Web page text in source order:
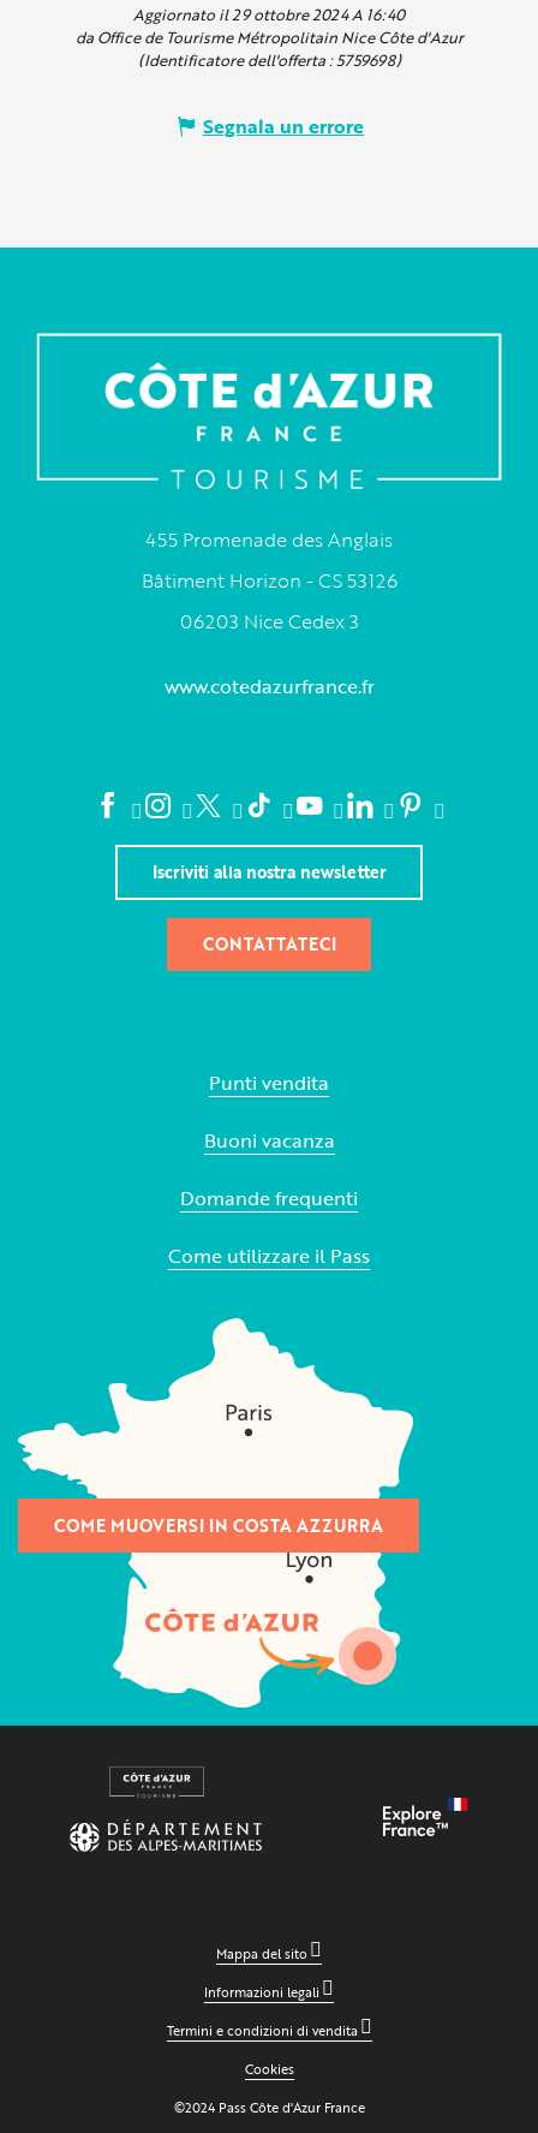
Aggiornato il 29 ottobre 2024 A 16:40
da Office de Tourisme Métropolitain Nice Côte d'Azur
(Identificatore dell'offerta :5759698)
Segnala un errore
455 Promenade des Anglais
Bâtiment Horizon - CS 53126
06203 Nice Cedex 3
www.cotedazurfrance.fr
Iscriviti alla nostra newsletter
CONTATTATECI
Punti vendita
Buoni vacanza
Domande frequenti
Come utilizzare il Pass
COME MUOVERSI IN COSTA AZZURRA
Mappa del sito
Informazioni legali
Termini e condizioni di vendita
Cookies
©2024 Pass Côte d'Azur France